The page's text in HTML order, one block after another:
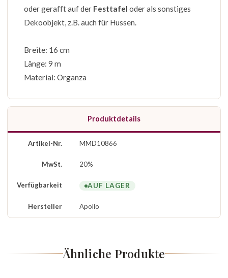
oder gerafft auf der Festtafel oder als sonstiges
Dekoobjekt, z.B. auch für Hussen.
Breite: 16 cm
Länge: 9 m
Material: Organza
Produktdetails
Artikel-Nr. MMD10866
MwSt. 20%
Verfügbarkeit AUF LAGER
Hersteller Apollo
Ähnliche Produkte